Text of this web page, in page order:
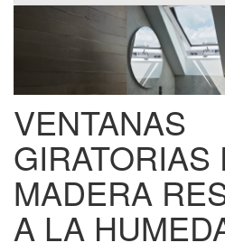
VENTANAS
GIRATORIAS
MADERA
A LA